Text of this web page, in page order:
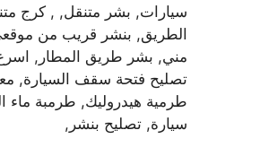
سيارات, بشر متنقل, , كرج
الطريق, بنشر قريب من
مني, بشر طريق المطار,
تصليح فتحة سقف السيارة,
طرمية هيدروليك, طرمبة ماء
سيارة, تصليح بنشر,